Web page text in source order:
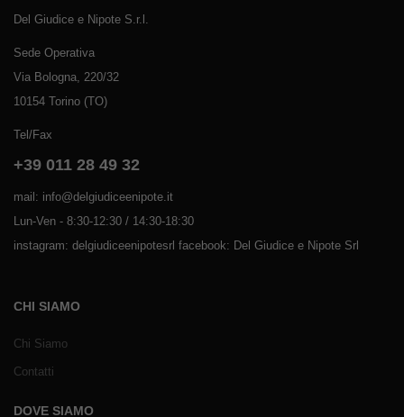
Del Giudice e Nipote S.r.l.
Sede Operativa
Via Bologna, 220/32
10154 Torino (TO)
Tel/Fax
+39 011 28 49 32
mail: info@delgiudiceenipote.it
Lun-Ven - 8:30-12:30 / 14:30-18:30
instagram: delgiudiceenipotesrl facebook: Del Giudice e Nipote Srl
CHI SIAMO
Chi Siamo
Contatti
DOVE SIAMO